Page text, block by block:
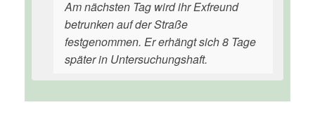
Am nächsten Tag wird ihr Exfreund
betrunken auf der Straße
festgenommen. Er erhängt sich 8 Tage
später in Untersuchungshaft.